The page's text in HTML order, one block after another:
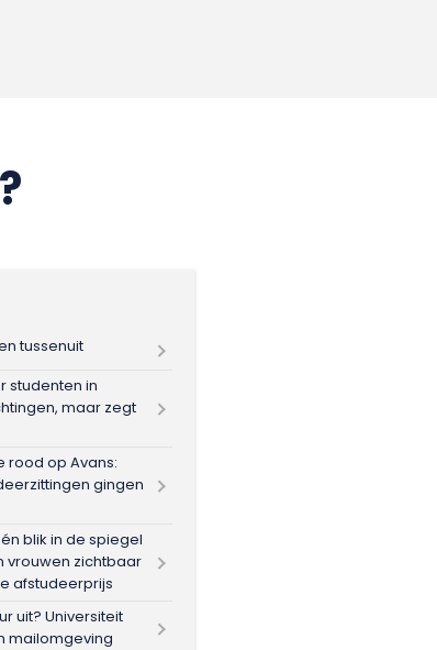
tussenuit
studenten in
maar zegt
rood op Avans:
gingen
blik in de spiegel
vrouwen zichtbaar
afstudeerprijs
uit? Universiteit
mailomgeving